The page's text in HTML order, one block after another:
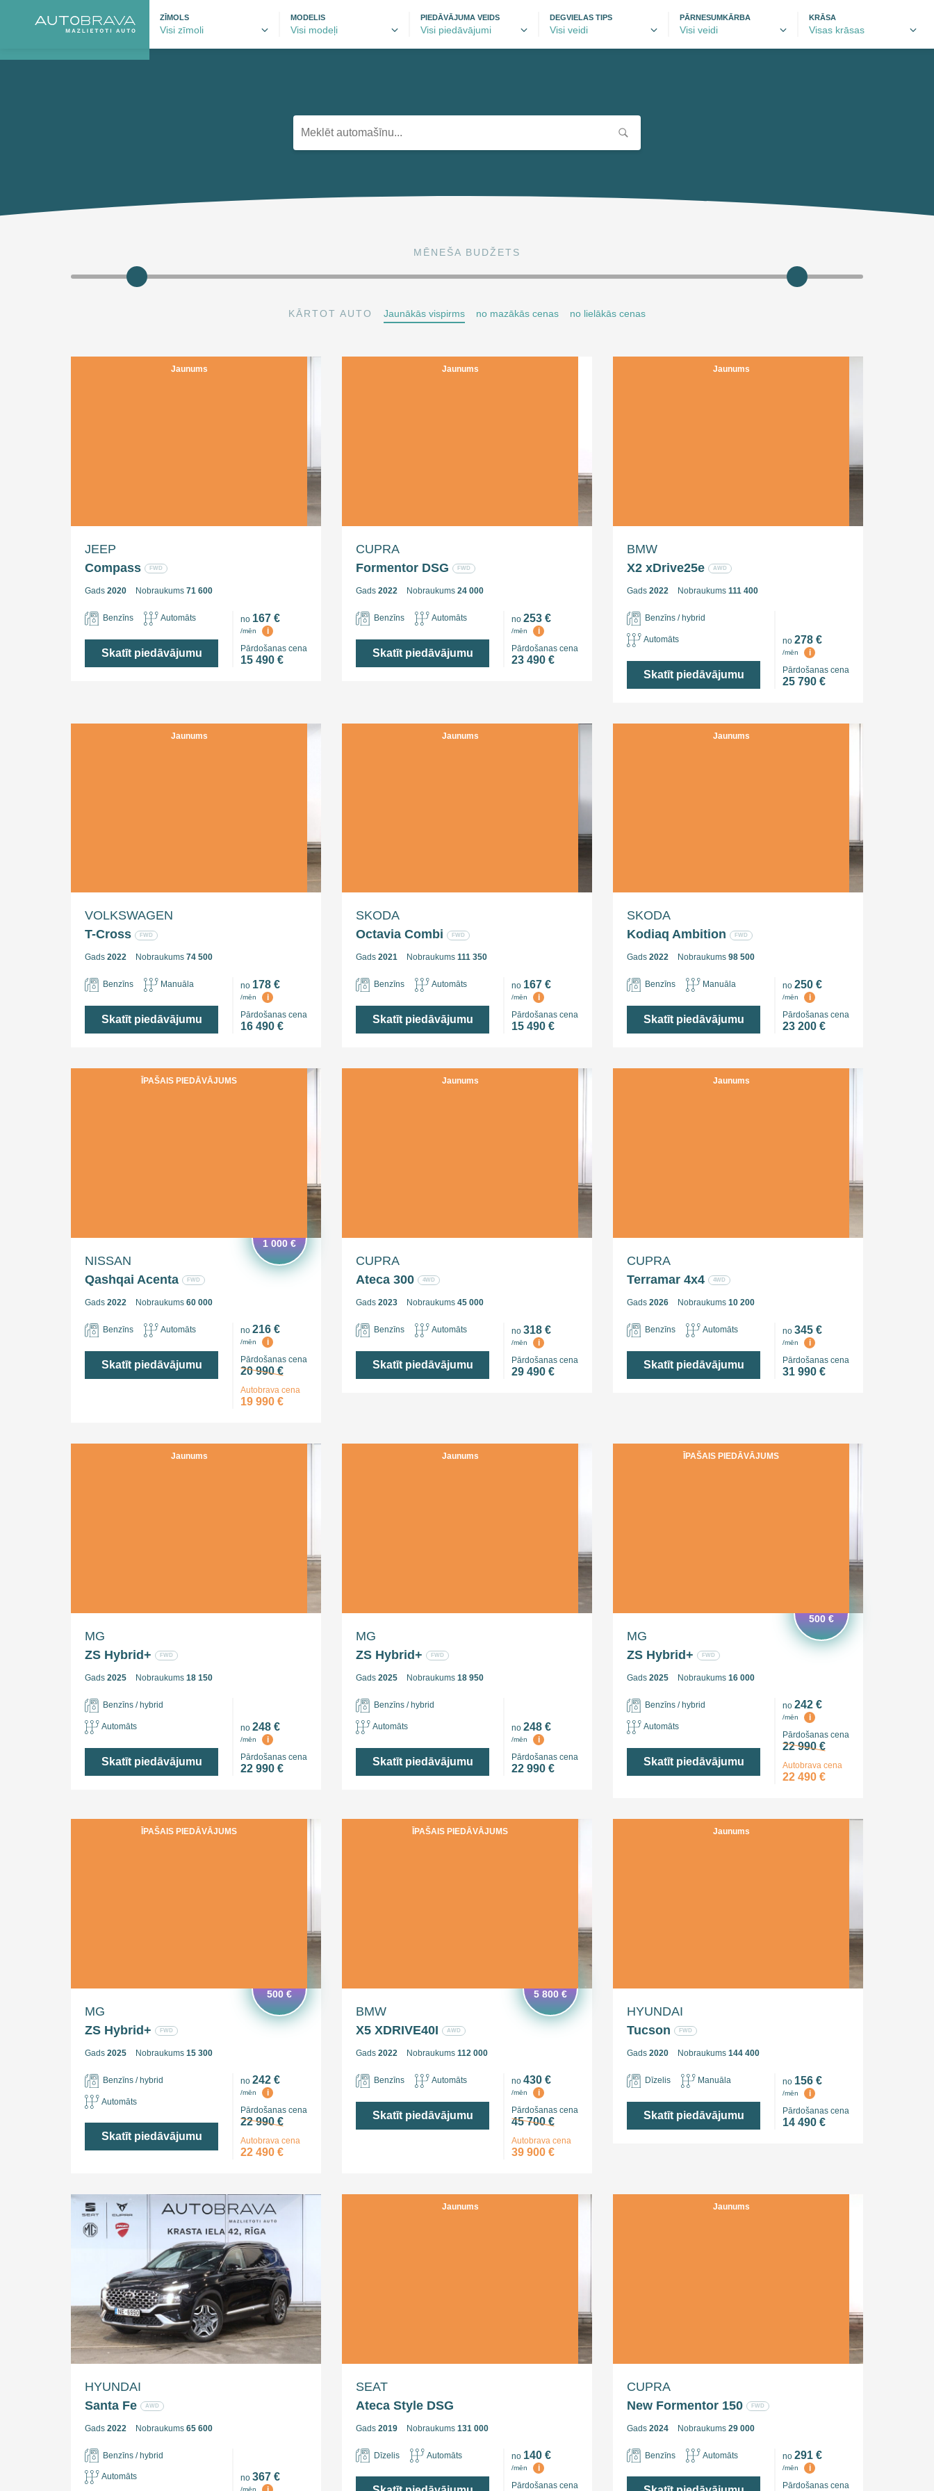
ZĪMOLS MODELIS PIEDĀVĀJUMA VEIDS DEGVIELAS TIPS PĀRNESUMKĀRBA KRĀSA
MĒNEŠA BUDŽETS
KĀRTOT AUTO Jaunākās vispirms no mazākās cenas no lielākās cenas
Jaunums
JEEP
Compass
FWD
Gads 2020 Nobraukums 71 600
Benzīns Automāts
Skatīt piedāvājumu
no 167 €
/mēn
i
Pārdošanas cena
15 490 €
Jaunums
CUPRA
Formentor DSG
FWD
Gads 2022 Nobraukums 24 000
Benzīns Automāts
Skatīt piedāvājumu
no 253 €
/mēn
i
Pārdošanas cena
23 490 €
Jaunums
BMW
X2 xDrive25e
AWD
Gads 2022 Nobraukums 111 400
Benzīns / hybrid
Automāts
Skatīt piedāvājumu
no 278 €
/mēn
i
Pārdošanas cena
25 790 €
Jaunums
VOLKSWAGEN
T-Cross
FWD
Gads 2022 Nobraukums 74 500
Benzīns Manuāla
Skatīt piedāvājumu
no 178 €
/mēn
i
Pārdošanas cena
16 490 €
Jaunums
SKODA
Octavia Combi
FWD
Gads 2021 Nobraukums 111 350
Benzīns Automāts
Skatīt piedāvājumu
no 167 €
/mēn
i
Pārdošanas cena
15 490 €
Jaunums
SKODA
Kodiaq Ambition
FWD
Gads 2022 Nobraukums 98 500
Benzīns Manuāla
Skatīt piedāvājumu
no 250 €
/mēn
i
Pārdošanas cena
23 200 €
ĪPAŠAIS PIEDĀVĀJUMS
NISSAN
Qashqai Acenta
FWD
Gads 2022 Nobraukums 60 000
1 000 €
Benzīns Automāts
Skatīt piedāvājumu
no 216 €
/mēn
i
Pārdošanas cena
20 990 €
Autobrava cena
19 990 €
Jaunums
CUPRA
Ateca 300
4WD
Gads 2023 Nobraukums 45 000
Benzīns Automāts
Skatīt piedāvājumu
no 318 €
/mēn
i
Pārdošanas cena
29 490 €
Jaunums
CUPRA
Terramar 4x4
4WD
Gads 2026 Nobraukums 10 200
Benzīns Automāts
Skatīt piedāvājumu
no 345 €
/mēn
i
Pārdošanas cena
31 990 €
Jaunums
MG
ZS Hybrid+
FWD
Gads 2025 Nobraukums 18 150
Benzīns / hybrid
Automāts
Skatīt piedāvājumu
no 248 €
/mēn
i
Pārdošanas cena
22 990 €
Jaunums
MG
ZS Hybrid+
FWD
Gads 2025 Nobraukums 18 950
Benzīns / hybrid
Automāts
Skatīt piedāvājumu
no 248 €
/mēn
i
Pārdošanas cena
22 990 €
ĪPAŠAIS PIEDĀVĀJUMS
MG
ZS Hybrid+
FWD
Gads 2025 Nobraukums 16 000
500 €
Benzīns / hybrid
Automāts
Skatīt piedāvājumu
no 242 €
/mēn
i
Pārdošanas cena
22 990 €
Autobrava cena
22 490 €
ĪPAŠAIS PIEDĀVĀJUMS
MG
ZS Hybrid+
FWD
Gads 2025 Nobraukums 15 300
500 €
Benzīns / hybrid
Automāts
Skatīt piedāvājumu
no 242 €
/mēn
i
Pārdošanas cena
22 990 €
Autobrava cena
22 490 €
ĪPAŠAIS PIEDĀVĀJUMS
BMW
X5 XDRIVE40I
AWD
Gads 2022 Nobraukums 112 000
5 800 €
Benzīns Automāts
Skatīt piedāvājumu
no 430 €
/mēn
i
Pārdošanas cena
45 700 €
Autobrava cena
39 900 €
Jaunums
HYUNDAI
Tucson
FWD
Gads 2020 Nobraukums 144 400
Dīzelis Manuāla
Skatīt piedāvājumu
no 156 €
/mēn
i
Pārdošanas cena
14 490 €
HYUNDAI
Santa Fe
AWD
Gads 2022 Nobraukums 65 600
Benzīns / hybrid
Automāts no 367 €
Jaunums
SEAT
Ateca Style DSG
Gads 2019 Nobraukums 131 000
Dīzelis Automāts no 140 €
/mēn
i
Pārdošanas cena
Jaunums
CUPRA
New Formentor 150
FWD
Gads 2024 Nobraukums 29 000
Benzīns Automāts no 291 €
/mēn
i
Pārdošanas cena